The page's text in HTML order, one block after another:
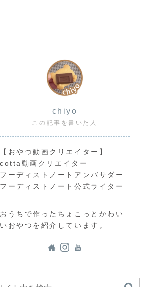
chiyo
この記事を書いた人
【おやつ動画クリエイター】
cotta動画クリエイター
フーディストノートアンバサダー
フーディストノート公式ライター
おうちで作ったちょこっとかわい
いおやつを紹介しています。